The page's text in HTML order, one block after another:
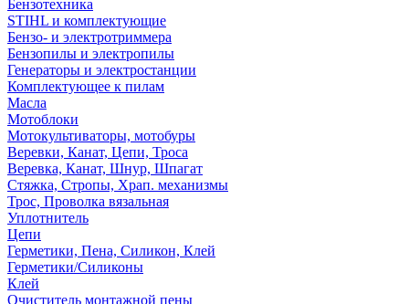
Бензотехника
STIHL и комплектующие
Бензо- и электротриммера
Бензопилы и электропилы
Генераторы и электростанции
Комплектующее к пилам
Масла
Мотоблоки
Мотокультиваторы, мотобуры
Веревки, Канат, Цепи, Троса
Веревка, Канат, Шнур, Шпагат
Стяжка, Стропы, Храп. механизмы
Трос, Проволка вязальная
Уплотнитель
Цепи
Герметики, Пена, Силикон, Клей
Герметики/Силиконы
Клей
Очиститель монтажной пены